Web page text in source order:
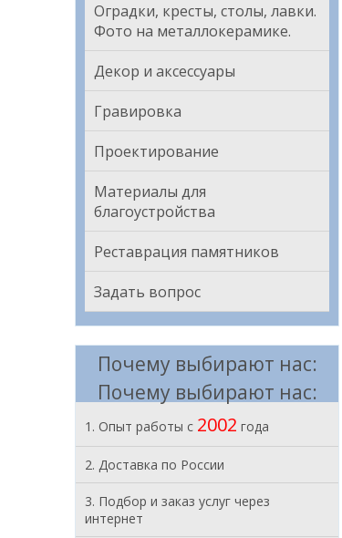
Оградки, кресты, столы, лавки.
Фото на металлокерамике.
Декор и аксессуары
Гравировка
Проектирование
Материалы для
благоустройства
Реставрация памятников
Задать вопрос
Почему выбирают нас:
Почему выбирают нас:
1. Опыт работы с 2002 года
2. Доставка по России
3. Подбор и заказ услуг через
интернет